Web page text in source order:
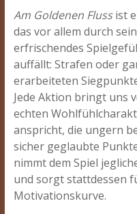
Am Goldenen Flussist
das vor allem durch
erfrischendes
auffällt: Strafen oder
erarbeiteten
Jede Aktion bringt uns
echten
anspricht, die ungern
sicher geglaubte
nimmt dem Spiel
und sorgt stattdessen
Motivationskurve.